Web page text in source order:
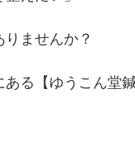
ませんか？
る【ゆうこん堂